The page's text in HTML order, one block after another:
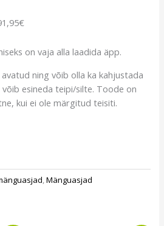
on vaja alla laadida äpp.
ning võib olla ka kahjustada
esineda teipi/silte. Toode on
kui ei ole märgitud teisiti.
,Mänguasjad